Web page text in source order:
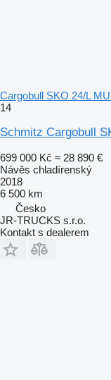
Cargobull SKO 24/L
14
Schmitz Cargobull
699 000 Kč ≈ 28 890 €
Návěs chladírenský
2018
6 500 km
Česko
JR-TRUCKS s.r.o.
Kontakt s dealerem